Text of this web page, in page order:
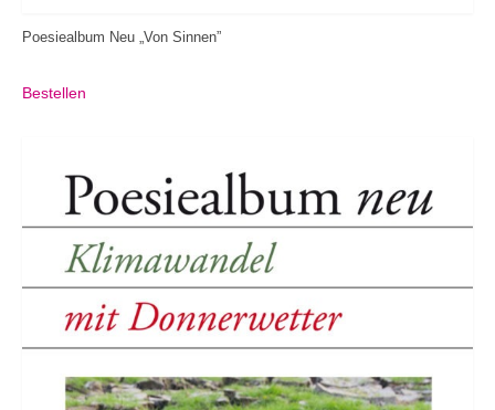
Poesiealbum Neu „Von Sinnen”
Bestellen